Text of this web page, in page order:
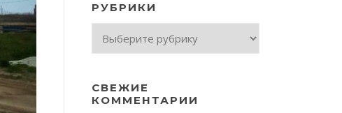
РУБРИКИ
СВЕЖИЕ
КОММЕНТАРИИ